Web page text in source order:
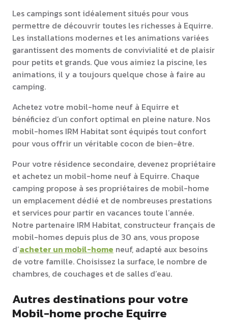
Les campings sont idéalement situés pour vous
permettre de découvrir toutes les richesses à Equirre.
Les installations modernes et les animations variées
garantissent des moments de convivialité et de plaisir
pour petits et grands. Que vous aimiez la piscine, les
animations, il y a toujours quelque chose à faire au
camping.
Achetez votre mobil-home neuf à Equirre et
bénéficiez d’un confort optimal en pleine nature. Nos
mobil-homes IRM Habitat sont équipés tout confort
pour vous offrir un véritable cocon de bien-être.
Pour votre résidence secondaire, devenez propriétaire
et achetez un mobil-home neuf à Equirre. Chaque
camping propose à ses propriétaires de mobil-home
un emplacement dédié et de nombreuses prestations
et services pour partir en vacances toute l’année.
Notre partenaire IRM Habitat, constructeur français de
mobil-homes depuis plus de 30 ans, vous propose
d’acheter un mobil-home neuf, adapté aux besoins
de votre famille. Choisissez la surface, le nombre de
chambres, de couchages et de salles d’eau.
Autres destinations pour votre
Mobil-home proche Equirre